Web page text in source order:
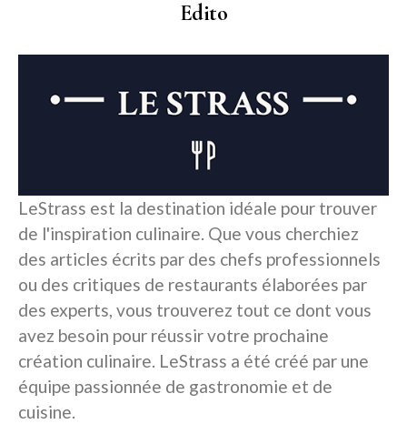
Edito
LeStrass est la destination idéale pour trouver
de l'inspiration culinaire. Que vous cherchiez
des articles écrits par des chefs professionnels
ou des critiques de restaurants élaborées par
des experts, vous trouverez tout ce dont vous
avez besoin pour réussir votre prochaine
création culinaire. LeStrass a été créé par une
équipe passionnée de gastronomie et de
cuisine.